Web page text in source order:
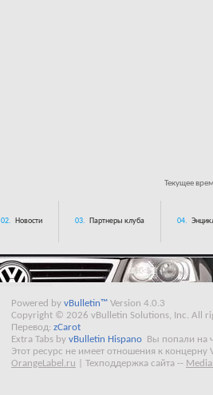
Текущее
02. Новости 03. Партнеры клуба 04.
Powered by vBulletin™ Version 4.0.3
Copyright © 2026 vBulletin Solutions, Inc. All
Перевод: zCarot
Extra Tabs by vBulletin Hispano
Вы попали на
Этот ресурс не имеет отношения к концерну
OrangeLabel.ru
Техподдержка сайта --